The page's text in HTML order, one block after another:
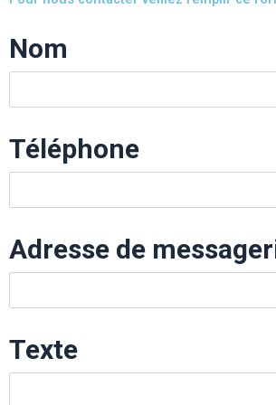
Nom
Téléphone
Adresse de
Texte